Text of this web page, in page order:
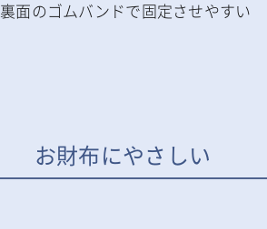
裏面のゴムバンドで固定させやすい
お財布にやさしい